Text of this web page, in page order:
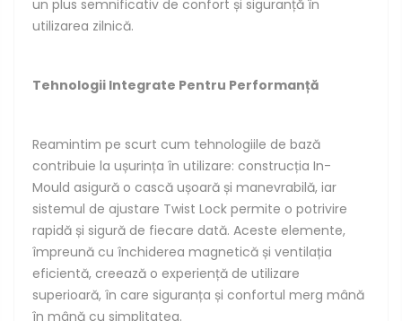
un plus semnificativ de confort și siguranță în
utilizarea zilnică.
Tehnologii Integrate Pentru Performanță
Reamintim pe scurt cum tehnologiile de bază
contribuie la ușurința în utilizare: construcția In-
Mould asigură o cască ușoară și manevrabilă, iar
sistemul de ajustare Twist Lock permite o potrivire
rapidă și sigură de fiecare dată. Aceste elemente,
împreună cu închiderea magnetică și ventilația
eficientă, creează o experiență de utilizare
superioară, în care siguranța și confortul merg mână
în mână cu simplitatea.